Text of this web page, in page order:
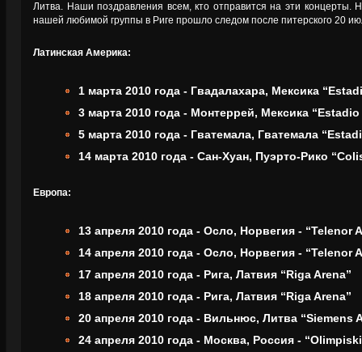
Литва. Наши поздравления всем, кто отправится на эти концерты.
нашей любимой группы в Риге прошло следом после питерского 20
Латинская Америка:
1 марта 2010 года - Гвадалахара, Мексика
3 марта 2010 года - Монтеррей, Мексика
5 марта 2010 года - Гватемала, Гватемала
14 марта 2010 года - Сан-Хуан, Пуэрто-Рико
Европа:
13 апреля 2010 года - Осло, Норвегия - “Telenor
14 апреля 2010 года - Осло, Норвегия - “Telenor
17 апреля 2010 года - Рига, Латвия “Riga Arena”
18 апреля 2010 года - Рига, Латвия “Riga Arena”
20 апреля 2010 года - Вильнюс, Литва “Siemens
24 апреля 2010 года - Москва, Россия -